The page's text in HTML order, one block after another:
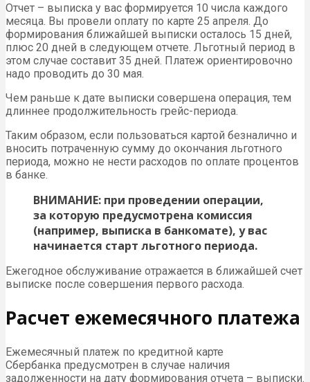
Отчет – выписка у вас формируется 10 числа каждого
месяца. Вы провели оплату по карте 25 апреля. До
формирования ближайшей выписки осталось 15 дней,
плюс 20 дней в следующем отчете. Льготный период в
этом случае составит 35 дней. Платеж ориентировочно
надо проводить до 30 мая.
Чем раньше к дате выписки совершена операция, тем
длиннее продолжительность грейс-периода.
Таким образом, если пользоваться картой безналично и
вносить потраченную сумму до окончания льготного
периода, можно не нести расходов по оплате процентов
в банке.
ВНИМАНИЕ: при проведении операции,
за которую предусмотрена комиссия
(например, выписка в банкомате), у вас
начинается старт льготного периода.
Ежегодное обслуживание отражается в ближайшей счет
выписке после совершения первого расхода.
Расчет ежемесячного платежа
Ежемесячный платеж по кредитной карте
Сбербанка предусмотрен в случае наличия
задолженности на дату формирования отчета – выписки.